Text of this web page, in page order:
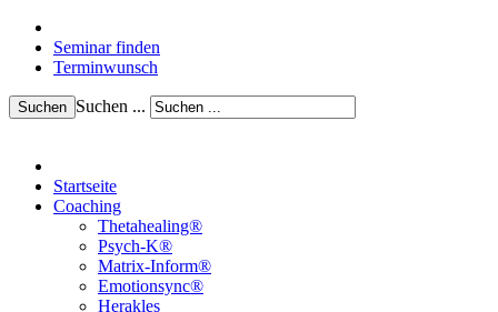
Seminar finden
Terminwunsch
Suchen Suchen ...
Startseite
Coaching
Thetahealing®
Psych-K®
Matrix-Inform®
Emotionsync®
Herakles